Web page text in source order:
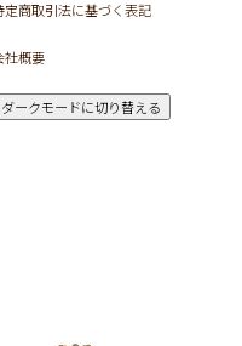
定商取引法に基づく表記
社概要
ダークモードに切り替える